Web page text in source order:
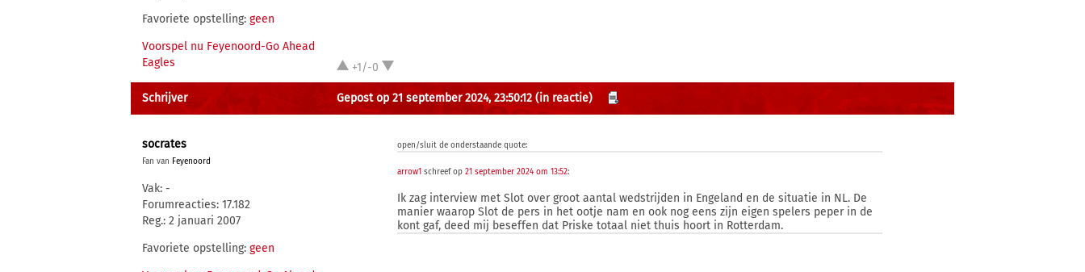
Favoriete opstelling: geen
Voorspel nu Feyenoord-Go Ahead
Eagles
+1/-0
Schrijver Gepost op 21 september 2024, 23:50:12 (in reactie)
socrates
Fan van Feyenoord
Vak: -
Forumreacties: 17.182
Reg.: 2 januari 2007
Favoriete opstelling: geen
open/sluit de onderstaande quote:
arrow1 schreef op21 september 2024 om 13:52:
Ik zag interview met Slot over groot aantal wedstrijden in Engeland en de situatie in NL. De
manier waarop Slot de pers in het ootje nam en ook nog eens zijn eigen spelers peper in de
kont gaf, deed mij beseffen dat Priske totaal niet thuis hoort in Rotterdam.